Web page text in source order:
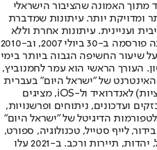
מתוך האמונה שהציבור הישראלי
ומדויקת יותר. עיתונות שמדברת
ועניינית. עיתונות אחרת וללא
תשלום. המהדורה המודפסת הראשונה פורסמה ב-30 ביולי 2007, וב-2010
שיעור החשיפה הגבוה ביותר בימי
העורך הראשי הוא עמר לחמנוביץ,
של "ישראל היום" בעברית
ובאנגלית, כמו כן היישומונים (אפליקציות) לאנדרואיד ול-iOS, מציגים
ועדכונים, ניתוחים ופרשנויות,
הדיגיטל של "ישראל היום"
לייף סטייל, טכנולוגיה, ספורט,
כלכלה וצרכנות, בריאות, חיילים, אוכל, יהדות, תיירות ורכב. ב-2021 עלו